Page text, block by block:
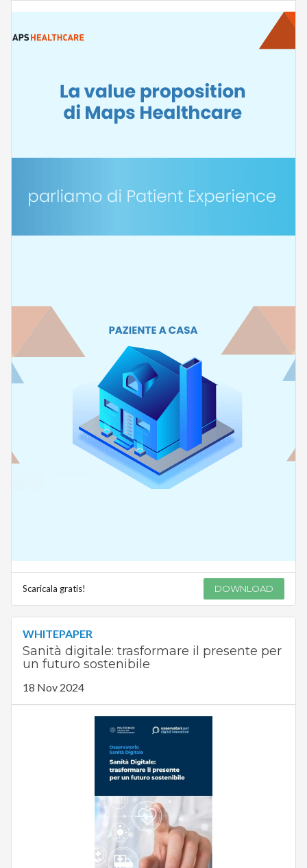
Scaricala gratis! DOWNLOAD
WHITEPAPER
Sanità digitale: trasformare il presente per
un futuro sostenibile
18 Nov 2024